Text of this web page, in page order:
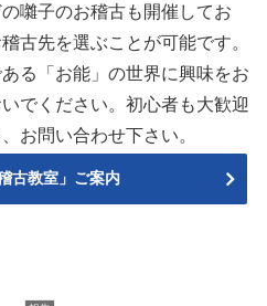
囃子のお稽古も開催してお
古先を選ぶことが可能です。
る「お能」の世界に興味をお
でください。初心者も大歓迎
お問い合わせ下さい。
古教室」ご案内